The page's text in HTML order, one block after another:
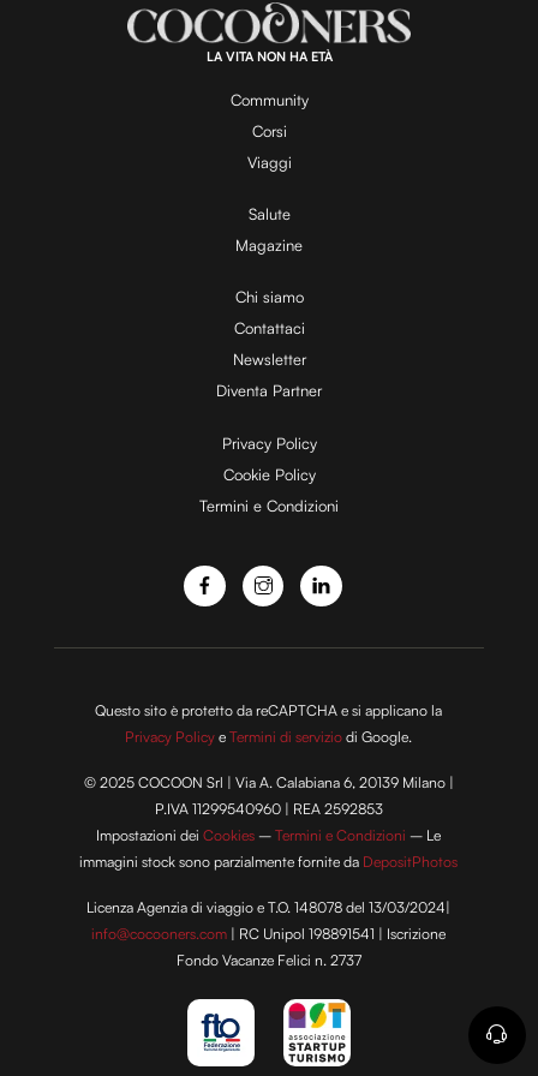
y
V
i
d
e
o
:
1
0
0
.
0
LA VITA NON HA ETÀ
Community
Corsi
Viaggi
Salute
Magazine
Chi siamo
Contattaci
Newsletter
Diventa Partner
Privacy Policy
Cookie Policy
Termini e Condizioni
Questo sito è protetto da reCAPTCHA e si applicano la
Privacy Policy eTermini di servizio di Google.
© 2025 COCOON Srl | Via A. Calabiana 6, 20139 Milano |
P.IVA 11299540960 | REA 2592853
Impostazioni deiCookies –Termini e Condizioni – Le
immagini stock sono parzialmente fornite da DepositPhotos
Licenza Agenzia di viaggio e T.O. 148078 del 13/03/2024|
info@cocooners.com | RC Unipol 198891541 | Iscrizione
Fondo Vacanze Felici n. 2737